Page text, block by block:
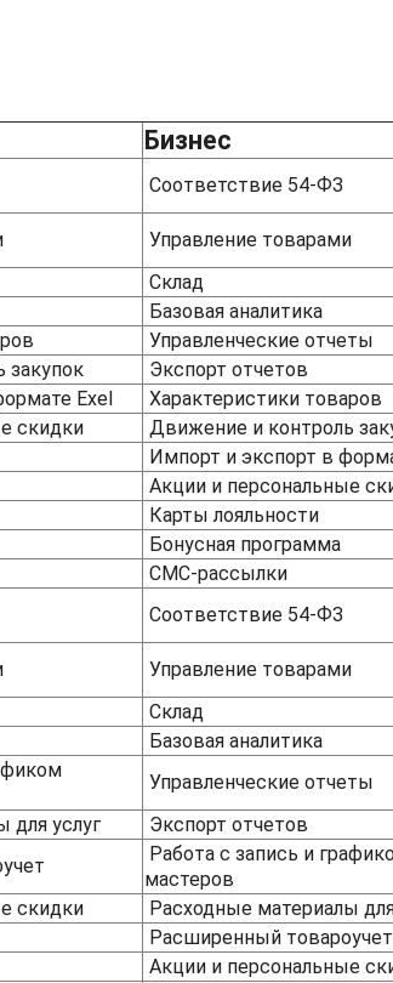
Бизнес
Соответствие 54-ФЗ
Управление товарами
Склад
Базовая аналитика
Управленческие
закупок
Экспорт отчетов
Exel
Характеристики товаров
скидки
Движение и контроль
Импорт и экспорт в
Акции и персональные
Карты лояльности
Бонусная программа
СМС-рассылки
Соответствие 54-ФЗ
Управление товарами
Склад
Базовая аналитика
Управленческие отчеты
для услуг
Экспорт отчетов
Работа с запись и
мастеров
скидки
Расходные материалы
Расширенный товароучет
Акции и персональные